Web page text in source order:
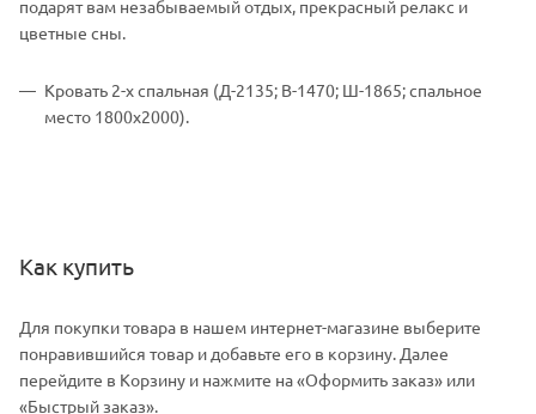
подарят вам незабываемый отдых, прекрасный релакс и
цветные сны.
Кровать 2-х спальная (Д-2135; В-1470; Ш-1865; спальное
место 1800х2000).
Как купить
Для покупки товара в нашем интернет-магазине выберите
понравившийся товар и добавьте его в корзину. Далее
перейдите в Корзину и нажмите на «Оформить заказ» или
«Быстрый заказ».